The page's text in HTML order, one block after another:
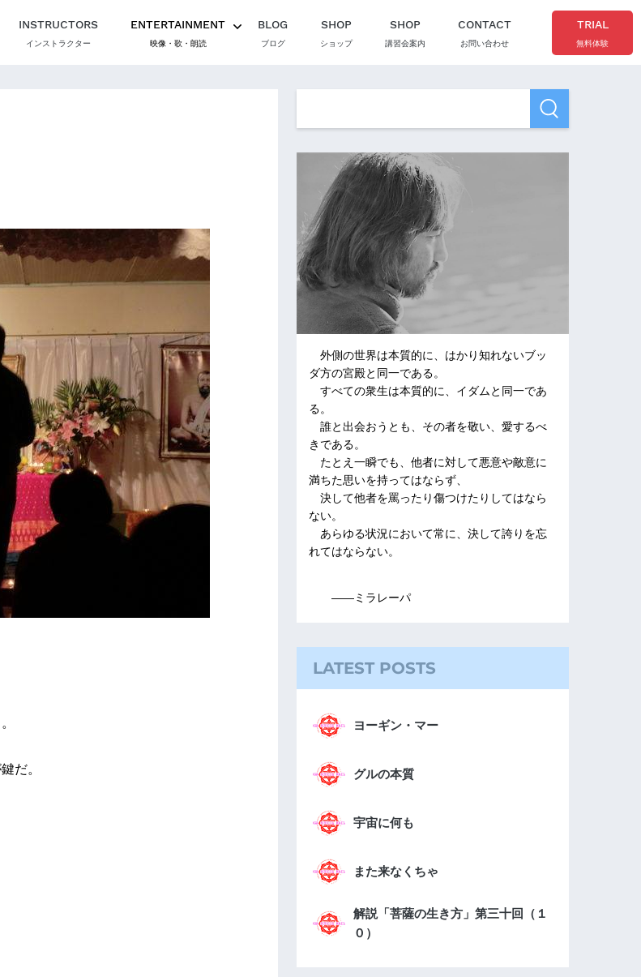
INSTRUCTORS
インストラクター
ENTERTAINMENT
映像・歌・朗読
BLOG
ブログ
SHOP
ショップ
SHOP
講習会案内
CONTACT
お問い合わせ
TRIAL
無料体験
だ。
外側の世界は本質的に、はかり知れないブッ
ダ方の宮殿と同一である。
すべての衆生は本質的に、イダムと同一であ
る。
誰と出会おうとも、その者を敬い、愛するべ
きである。
たとえ一瞬でも、他者に対して悪意や敵意に
満ちた思いを持ってはならず、
決して他者を罵ったり傷つけたりしてはなら
ない。
あらゆる状況において常に、決して誇りを忘
れてはならない。
――ミラレーパ
LATEST POSTS
ヨーギン・マー
グルの本質
宇宙に何も
また来なくちゃ
解説「菩薩の生き方」第三十回（１
０）